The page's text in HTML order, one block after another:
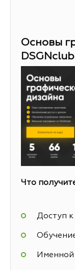
Основы
DSGNclub
Что
Доступ
Именной